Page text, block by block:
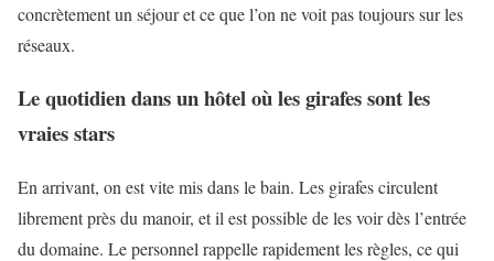
concrètement un séjour et ce que l’on ne voit pas toujours sur les
réseaux.
Le quotidien dans un hôtel où les girafes sont les
vraies stars
En arrivant, on est vite mis dans le bain. Les girafes circulent
librement près du manoir, et il est possible de les voir dès l’entrée
du domaine. Le personnel rappelle rapidement les règles, ce qui